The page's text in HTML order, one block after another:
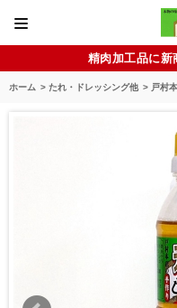
精肉加工品に新
ホーム > たれ・ドレッシング他 > 戸村